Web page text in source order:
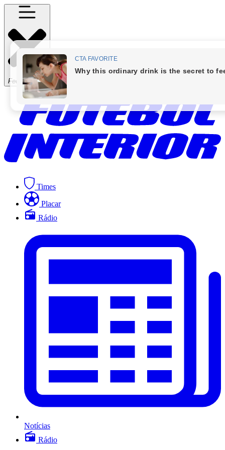
Fechar Menu
Times
Placar
Rádio
Notícias
Rádio